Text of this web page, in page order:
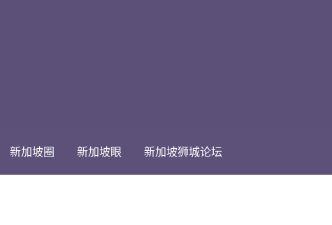
新加坡圈 新加坡眼 新加坡狮城论坛